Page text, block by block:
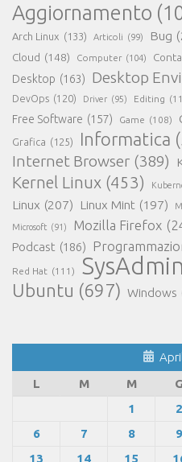
Aggiornamento
Arch Linux (133) Articoli (99) Bug
Cloud (148) Computer (104)
Desktop (163) Desktop
DevOps (120) Driver (95) Editing
Free Software (157) Game (108)
Grafica (125) Informatica
Internet Browser (389)
Kernel Linux (453)
Linux (207) Linux Mint (197)
Microsoft (91) Mozilla Firefox
Podcast (186)
Red Hat (111) SysAdmin
Ubuntu (697) Windows
L
M M G
1
2
6
7 8 9
13
14 15